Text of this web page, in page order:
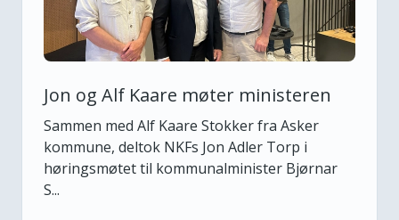
Jon og Alf Kaare møter ministeren
Sammen med Alf Kaare Stokker fra Asker
kommune, deltok NKFs Jon Adler Torp i
høringsmøtet til kommunalminister Bjørnar
S...